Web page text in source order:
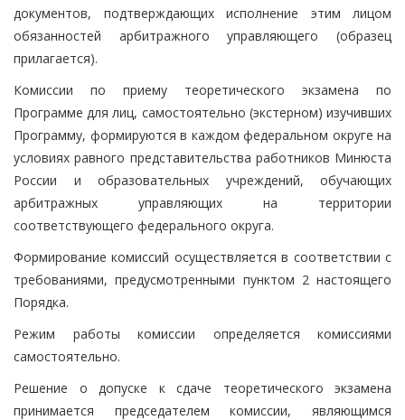
документов, подтверждающих исполнение этим лицом
обязанностей арбитражного управляющего (образец
прилагается).
Комиссии по приему теоретического экзамена по
Программе для лиц, самостоятельно (экстерном) изучивших
Программу, формируются в каждом федеральном округе на
условиях равного представительства работников Минюста
России и образовательных учреждений, обучающих
арбитражных управляющих на территории
соответствующего федерального округа.
Формирование комиссий осуществляется в соответствии с
требованиями, предусмотренными пунктом 2 настоящего
Порядка.
Режим работы комиссии определяется комиссиями
самостоятельно.
Решение о допуске к сдаче теоретического экзамена
принимается председателем комиссии, являющимся